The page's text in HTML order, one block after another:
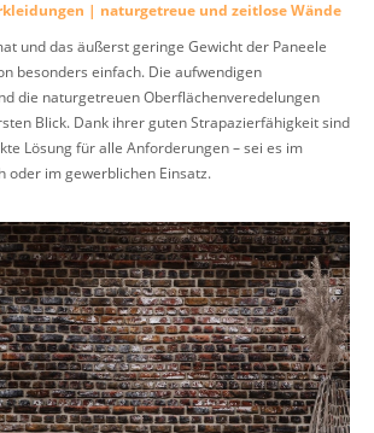
| naturgetreue und zeitlose Wände
und das äußerst geringe Gewicht der Paneele
besonders einfach. Die aufwendigen
die naturgetreuen Oberflächenveredelungen
Blick. Dank ihrer guten Strapazierfähigkeit sind
Lösung für alle Anforderungen – sei es im
oder im gewerblichen Einsatz.